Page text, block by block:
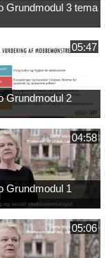
Grundmodul 3 tema
05:47
Grundmodul 2
04:58
Grundmodul 1
05:06